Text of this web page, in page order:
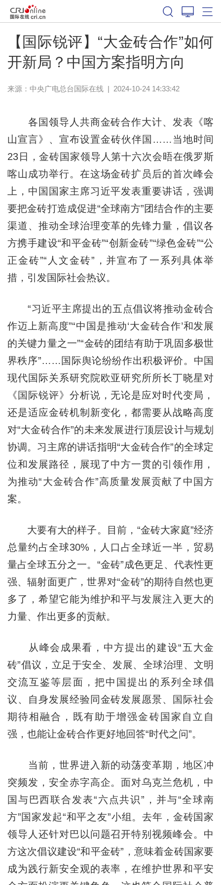
【国际锐评】“大金砖合作”如何
开新局？中国方案指明方向
来源：中央广电总台国际在线| 2024-10-24 14:33:42
各国领导人共商金砖合作大计、发表《喀
山宣言》、宣布设置金砖伙伴国……当地时间
23日，金砖国家领导人第十六次会晤在俄罗斯
喀山成功举行。在这场金砖扩员后的首次峰会
上，中国国家主席习近平发表重要讲话，强调
要把金砖打造成促进“全球南方”团结合作的主要
渠道、推动全球治理变革的先锋力量，倡议各
方携手建设“和平金砖”“创新金砖”“绿色金砖”“公
正金砖”“人文金砖”，并宣布了一系列具体举
措，引发国际社会热议。
“习近平主席提出的五点倡议将推动金砖合
作迈上新高度”“中国是推动‘大金砖合作’和发展
的关键力量之一”“金砖的团结有助于巩固多极世
界秩序”……国际舆论纷纷作出积极评价。中国
现代国际关系研究院欧亚研究所所长丁晓星对
《国际锐评》分析说，无论是应对时代变局，
还是适应金砖机制新变化，都需要从战略高度
对“大金砖合作”的未来发展进行顶层设计与规划
协调。习主席的讲话指明“大金砖合作”的全球定
位和发展路径，展现了中方一贯的引领作用，
为推动“大金砖合作”高质量发展贡献了中国方
案。
大要有大的样子。目前，“金砖大家庭”经济
总量约占全球30%，人口占全球近一半，贸易
量占全球五分之一。“金砖”成色更足、代表性更
强、辐射面更广，世界对“金砖”的期待自然也更
多了，希望它能为维护和平与发展注入更大的
力量、作出更多的贡献。
从峰会成果看，中方提出的建设“五大金
砖”倡议，立足于安全、发展、全球治理、文明
交流互鉴等层面，把中国提出的系列全球倡
议、自身发展经验同金砖发展愿景、国际社会
期待相融合，既有助于增强金砖国家自立自
强，也能让金砖合作更好地回答“时代之问”。
当前，世界进入新的动荡变革期，地区冲
突频发，安全赤字高企。面对乌克兰危机，中
国与巴西联合发表“六点共识”，并与“全球南
方”国家发起“和平之友”小组。去年，金砖国家
领导人还针对巴以问题召开特别视频峰会。中
方这次倡议建设“和平金砖”，意味着金砖国家要
成为践行新安全观的表率，在维护世界和平安